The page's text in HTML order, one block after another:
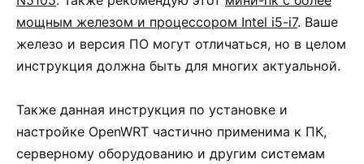
мощным железом и процессором Intel i5-i7. Ваше
железо и версия ПО могут отличаться, но в целом
инструкция должна быть для многих актуальной.
Также данная инструкция по установке и
настройке OpenWRT частично применима к ПК,
серверному оборудованию и другим системам